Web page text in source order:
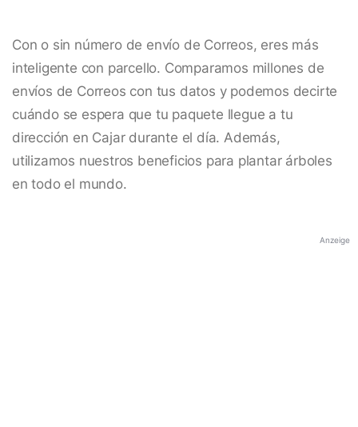
Con o sin número de envío de Correos, eres más
inteligente con parcello. Comparamos millones de
envíos de Correos con tus datos y podemos decirte
cuándo se espera que tu paquete llegue a tu
dirección en Cajar durante el día. Además,
utilizamos nuestros beneficios para plantar árboles
en todo el mundo.
Anzeige